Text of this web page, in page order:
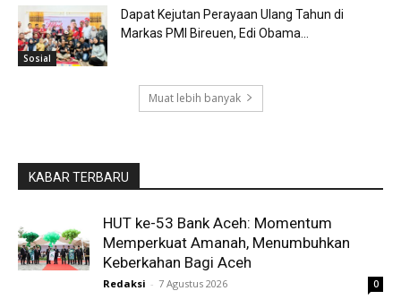
Sosial
Dapat Kejutan Perayaan Ulang Tahun di
Markas PMI Bireuen, Edi Obama...
Muat lebih banyak
KABAR TERBARU
HUT ke-53 Bank Aceh: Momentum
Memperkuat Amanah, Menumbuhkan
Keberkahan Bagi Aceh
Redaksi - 7 Agustus 2026 0